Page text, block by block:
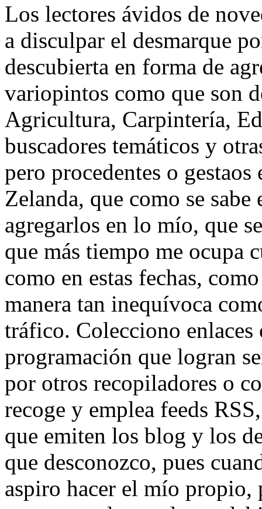
Los lectores ávidos de
a disculpar el desmarque
descubierta en forma de
variopintos como que son
Agricultura, Carpintería,
buscadores temáticos y
pero procedentes o
Zelanda, que como se
agregarlos en lo mío, que
que más tiempo me ocupa
como en estas fechas,
manera tan inequívoca
tráfico. Colecciono enlaces
programación que logran
por otros recopiladores o
recoge y emplea feeds
que emiten los blog y los
que desconozco, pues
aspiro hacer el mío propio,